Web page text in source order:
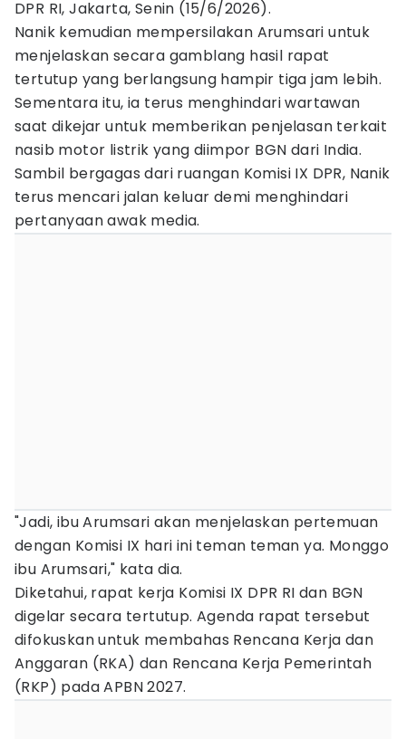
DPR RI, Jakarta, Senin (15/6/2026).
Nanik kemudian mempersilakan Arumsari untuk
menjelaskan secara gamblang hasil rapat
tertutup yang berlangsung hampir tiga jam lebih.
Sementara itu, ia terus menghindari wartawan
saat dikejar untuk memberikan penjelasan terkait
nasib motor listrik yang diimpor BGN dari India.
Sambil bergagas dari ruangan Komisi IX DPR, Nanik
terus mencari jalan keluar demi menghindari
pertanyaan awak media.
"Jadi, ibu Arumsari akan menjelaskan pertemuan
dengan Komisi IX hari ini teman teman ya. Monggo
ibu Arumsari," kata dia.
Diketahui, rapat kerja Komisi IX DPR RI dan BGN
digelar secara tertutup. Agenda rapat tersebut
difokuskan untuk membahas Rencana Kerja dan
Anggaran (RKA) dan Rencana Kerja Pemerintah
(RKP) pada APBN 2027.